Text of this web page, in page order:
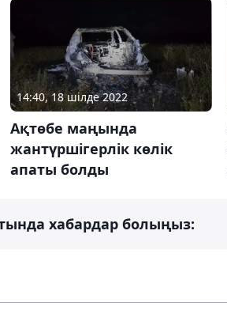
14:40, 18 шілде 2022
Ақтөбе маңында
жантүршігерлік көлік
апаты болды
хабардар болыңыз: